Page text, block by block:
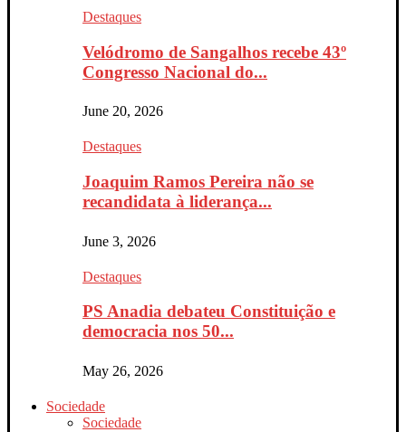
Destaques
Velódromo de Sangalhos recebe 43º
Congresso Nacional do...
June 20, 2026
Destaques
Joaquim Ramos Pereira não se
recandidata à liderança...
June 3, 2026
Destaques
PS Anadia debateu Constituição e
democracia nos 50...
May 26, 2026
Sociedade
Sociedade